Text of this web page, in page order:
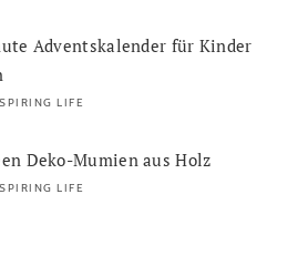
Adventskalender für Kinder
LIFE
Deko-Mumien aus Holz
LIFE